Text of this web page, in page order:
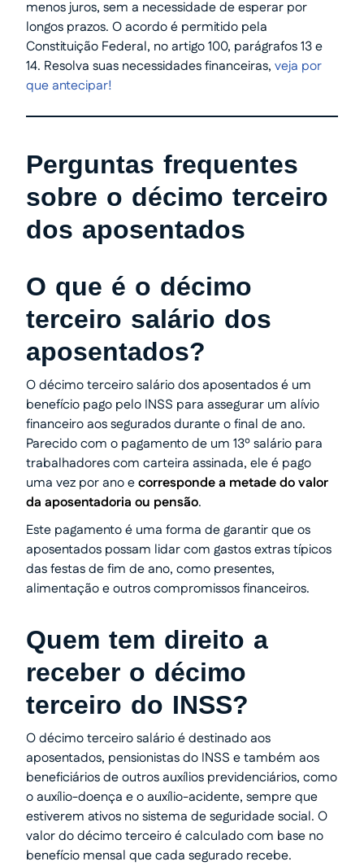
menos juros, sem a necessidade de esperar por
longos prazos. O acordo é permitido pela
Constituição Federal, no artigo 100, parágrafos 13 e
14. Resolva suas necessidades financeiras, veja por
que antecipar!
Perguntas frequentes
sobre o décimo terceiro
dos aposentados
O que é o décimo
terceiro salário dos
aposentados?
O décimo terceiro salário dos aposentados é um
benefício pago pelo INSS para assegurar um alívio
financeiro aos segurados durante o final de ano.
Parecido com o pagamento de um 13º salário para
trabalhadores com carteira assinada, ele é pago
uma vez por ano ecorresponde a metade do valor
da aposentadoria ou pensão.
Este pagamento é uma forma de garantir que os
aposentados possam lidar com gastos extras típicos
das festas de fim de ano, como presentes,
alimentação e outros compromissos financeiros.
Quem tem direito a
receber o décimo
terceiro do INSS?
O décimo terceiro salário é destinado aos
aposentados, pensionistas do INSS e também aos
beneficiários de outros auxílios previdenciários, como
o auxílio-doença e o auxílio-acidente, sempre que
estiverem ativos no sistema de seguridade social. O
valor do décimo terceiro é calculado com base no
benefício mensal que cada segurado recebe.